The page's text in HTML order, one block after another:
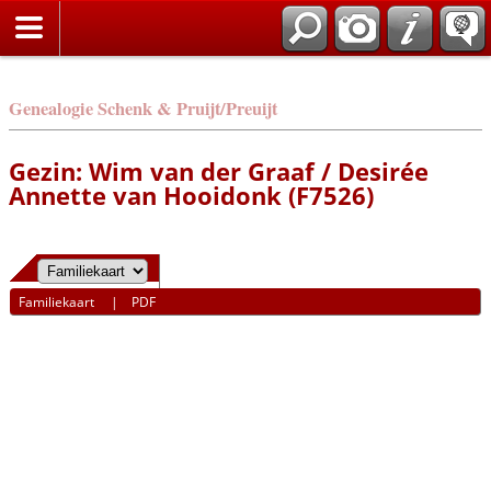
Genealogie Schenk & Pruijt/Preuijt
Gezin: Wim van der Graaf / Desirée
Annette van Hooidonk (F7526)
Familiekaart | PDF